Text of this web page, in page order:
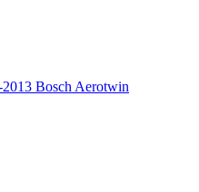
Bosch Aerotwin